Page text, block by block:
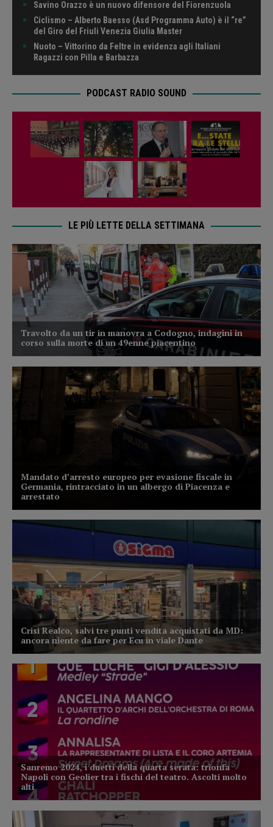
Savino Orazzo è un nuovo difensore del Fiorenzuola
Ciclismo – Alberto Baesso (Asd Programma Auto) è il “re”
del Giro del Friuli Venezia Giulia Master
Nuoto – Vittorino da Feltre in evidenza agli Italiani
Ragazzi con Pilla e Barbazza
PODCAST RADIO SOUND
LE PIÙ LETTE DELLA SETTIMANA